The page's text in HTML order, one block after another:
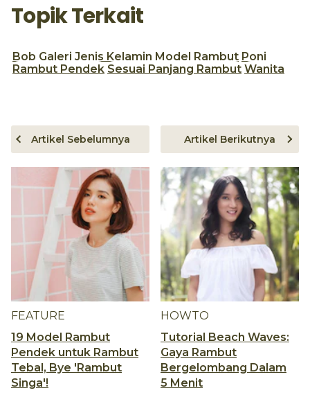
Topik Terkait
Bob Galeri Jenis Kelamin Model Rambut Poni
Rambut Pendek Sesuai Panjang Rambut Wanita
FEATURE
19 Model Rambut
Pendek untuk Rambut
Tebal, Bye 'Rambut
Singa'!
Artikel Sebelumnya
HOWTO
Tutorial Beach Waves:
Gaya Rambut
Bergelombang Dalam
5 Menit
Artikel Berikutnya